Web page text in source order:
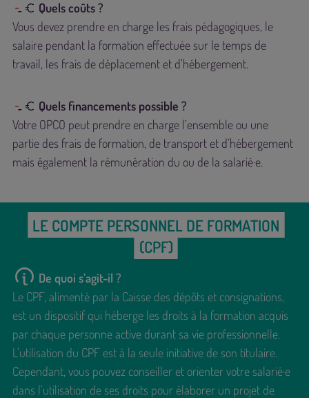
Quels coûts ?
Vous devez prendre en charge les frais pédagogiques, le
salaire pendant la formation effectuée sur le temps de
travail, les frais de déplacement et d’hébergement.
Quels financements possible ?
Votre OPCO peut prendre en charge l’ensemble ou une
partie des frais de formation, de transport et d’hébergement
mais également la rémunération du ou de la salarié·e.
LE COMPTE PERSONNEL DE FORMATION
(CPF)
De quoi s’agit-il ?
Le CPF, alimenté par la Caisse des dépôts et consignations,
est un dispositif qui héberge les droits à la formation acquis
par chaque personne active durant sa vie professionnelle.
L’utilisation du CPF est à la seule initiative de son titulaire.
Cependant, vous pouvez conseiller et orienter votre salarié·e
dans l’utilisation de ses droits pour élaborer un projet de